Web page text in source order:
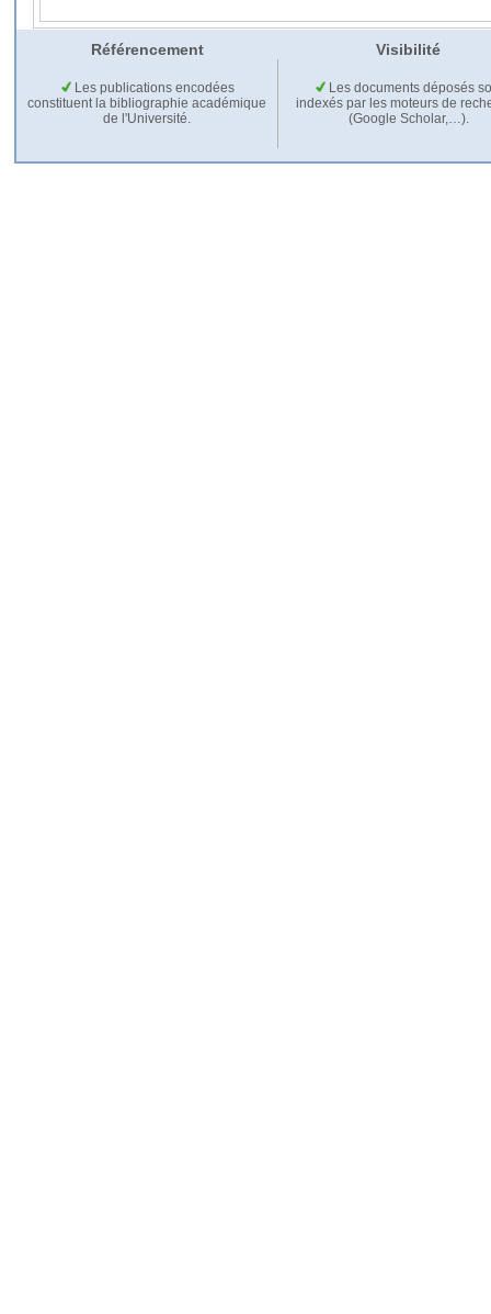
Référencement Visibilité
Les publications encodées
constituent la bibliographie académique
de l'Université.
Les documents déposés
indexés par les moteurs de
(Google Scholar,…).